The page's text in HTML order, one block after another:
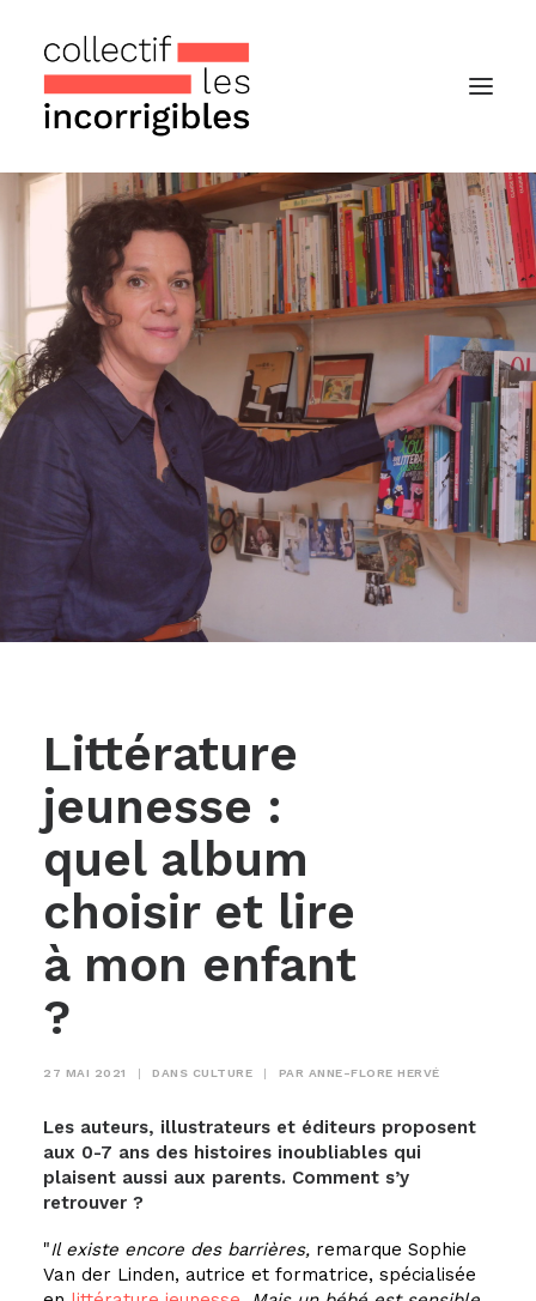
Accueil
Le collectif
Nos actualités
Notre « Incolettre » mensuelle
Recherche
Littérature
jeunesse :
quel album
choisir et lire
à mon enfant
?
27 MAI 2021 | DANS CULTURE | PAR ANNE-FLORE HERVÉ
Les auteurs, illustrateurs et éditeurs proposent
aux 0-7 ans des histoires inoubliables qui
plaisent aussi aux parents. Comment s’y
retrouver ?
Il existe encore des barrières, remarque Sophie
Van der Linden, autrice et formatrice, spécialisée